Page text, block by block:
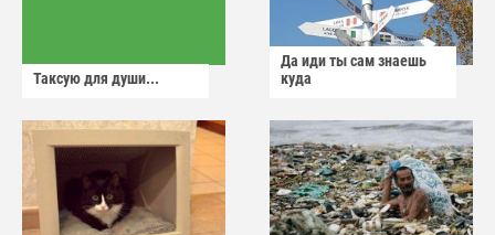
Таксую для души...
Да иди ты сам знаешь
куда